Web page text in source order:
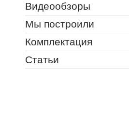
Видеообзоры
Мы построили
Комплектация
Статьи